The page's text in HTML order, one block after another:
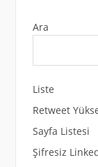
Ara
Liste
Retweet
Sayfa Listesi
Şifresiz